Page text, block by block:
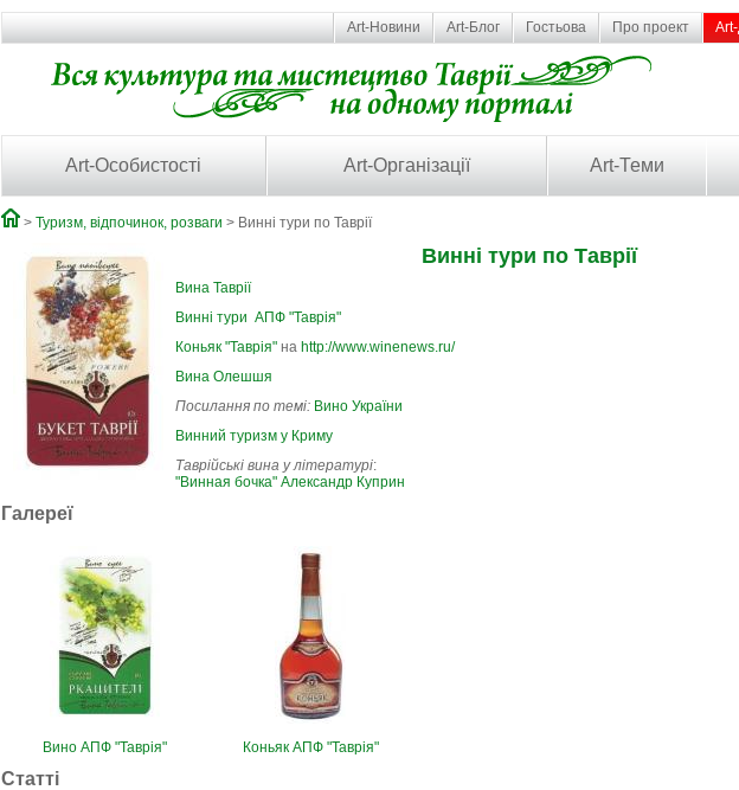
Art-Новини Art-Блог Гостьова Про проект
Art-Особистості Art-Організації Art-Теми
> Туризм, відпочинок, розваги > Винні тури по Таврії
Винні тури по Таврії
Вина Таврії
Винні тури АПФ "Таврія"
Коньяк "Таврія" на http://www.winenews.ru/
Вина Олешшя
Посилання по темі: Вино України
Винний туризм у Криму
Таврійські вина у літературі:
"Винная бочка" Александр Куприн
Галереї
Вино АПФ "Таврія" Коньяк АПФ "Таврія"
Статті